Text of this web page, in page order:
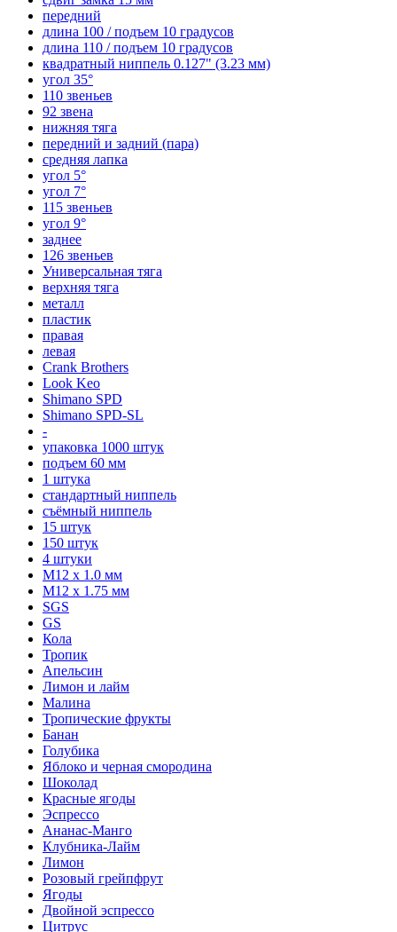
передний
длина 100 / подъем 10 градусов
длина 110 / подъем 10 градусов
квадратный ниппель 0.127" (3.23 мм)
угол 35°
110 звеньев
92 звена
нижняя тяга
передний и задний (пара)
средняя лапка
угол 5°
угол 7°
115 звеньев
угол 9°
заднее
126 звеньев
Универсальная тяга
верхняя тяга
металл
пластик
правая
левая
Crank Brothers
Look Keo
Shimano SPD
Shimano SPD-SL
-
упаковка 1000 штук
подъем 60 мм
1 штука
стандартный ниппель
съёмный ниппель
15 штук
150 штук
4 штуки
М12 x 1.0 мм
М12 x 1.75 мм
SGS
GS
Кола
Тропик
Апельсин
Лимон и лайм
Малина
Тропические фрукты
Банан
Голубика
Яблоко и черная смородина
Шоколад
Красные ягоды
Эспрессо
Ананас-Манго
Клубника-Лайм
Лимон
Розовый грейпфрут
Ягоды
Двойной эспрессо
Цитрус